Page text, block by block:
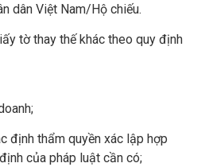
dân Việt Nam/Hộ chiếu.
tờ thay thế khác theo quy định
thẩm quyền xác lập hợp
của pháp luật cần có;